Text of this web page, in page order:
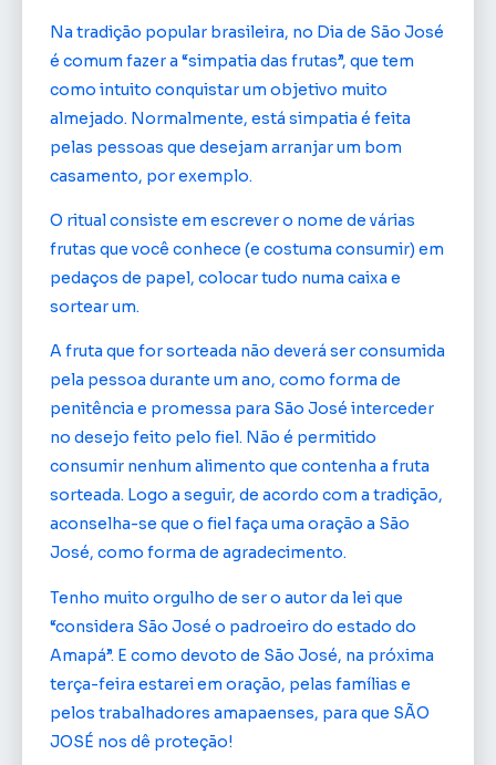
Na tradição popular brasileira, no Dia de São José
é comum fazer a “simpatia das frutas”, que tem
como intuito conquistar um objetivo muito
almejado. Normalmente, está simpatia é feita
pelas pessoas que desejam arranjar um bom
casamento, por exemplo.
O ritual consiste em escrever o nome de várias
frutas que você conhece (e costuma consumir) em
pedaços de papel, colocar tudo numa caixa e
sortear um.
A fruta que for sorteada não deverá ser consumida
pela pessoa durante um ano, como forma de
penitência e promessa para São José interceder
no desejo feito pelo fiel. Não é permitido
consumir nenhum alimento que contenha a fruta
sorteada. Logo a seguir, de acordo com a tradição,
aconselha-se que o fiel faça uma oração a São
José, como forma de agradecimento.
Tenho muito orgulho de ser o autor da lei que
“considera São José o padroeiro do estado do
Amapá”. E como devoto de São José, na próxima
terça-feira estarei em oração, pelas famílias e
pelos trabalhadores amapaenses, para que SÃO
JOSÉ nos dê proteção!